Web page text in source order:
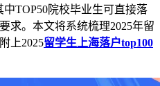
TOP50院校毕业生可直接落
求。本文将系统梳理2025年留
上2025留学生上海落户top100